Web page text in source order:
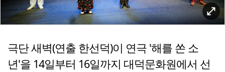
극단 새벽(연출 한선덕)이 연극 '해를 쏜 소
년'을 14일부터 16일까지 대덕문화원에서 선